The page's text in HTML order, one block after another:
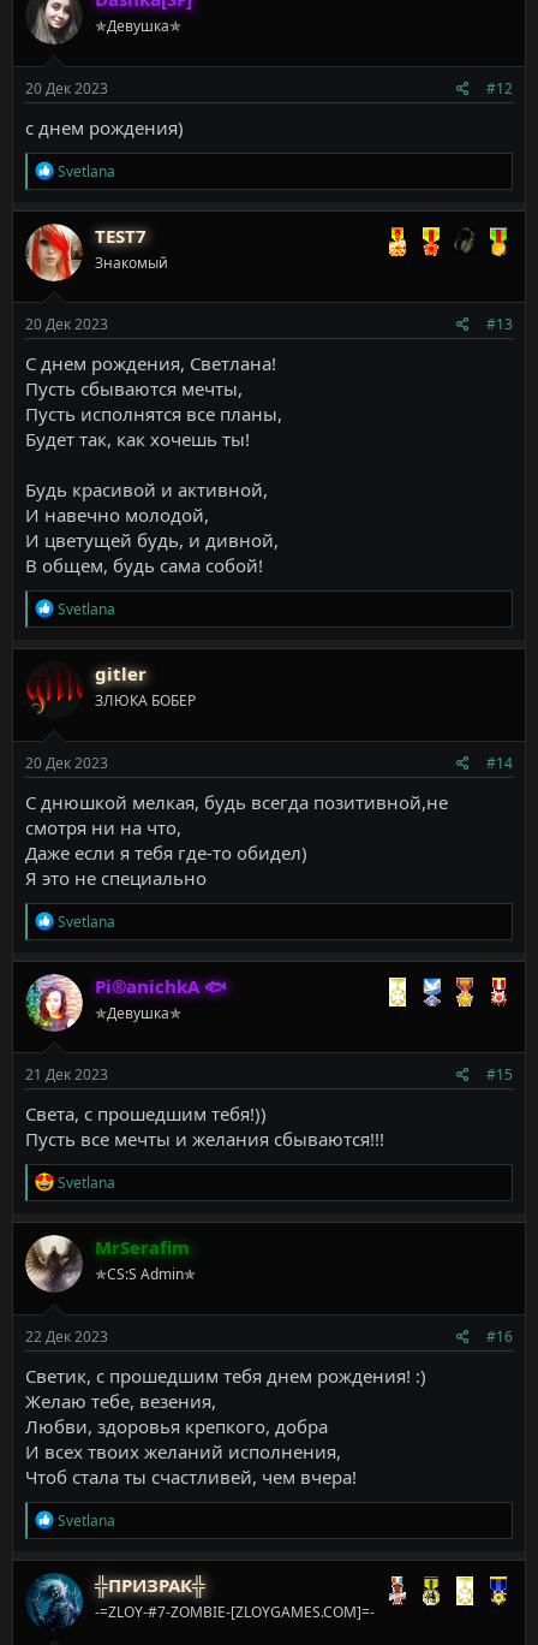
ц
и
и
✯Девушка✯
20 Дек 2023 #12
с днем рождения)
Р
е
а
к
ц
и
и
Svetlana
TEST7
Знакомый
20 Дек 2023 #13
С днем рождения, Светлана!
Пусть сбываются мечты,
Пусть исполнятся все планы,
Будет так, как хочешь ты!
Будь красивой и активной,
И навечно молодой,
И цветущей будь, и дивной,
В общем, будь сама собой!
Р
е
а
к
ц
и
Svetlana
gitler
ЗЛЮКА БОБЕР
20 Дек 2023 #14
С днюшкой мелкая, будь всегда позитивной,не
смотря ни на что,
Даже если я тебя где-то обидел)
Я это не специально
Р
е
а
к
ц
и
и
Svetlana
Pi®anichkA 🐟
✯Девушка✯
21 Дек 2023 #15
Света, с прошедшим тебя!))
Пусть все мечты и желания сбываются!!!
Р
е
а
к
ц
и
и
Svetlana
MrSerafim
✯CS:S Admin✯
22 Дек 2023 #16
Светик, с прошедшим тебя днем рождения! :)
Желаю тебе, везения,
Любви, здоровья крепкого, добра
И всех твоих желаний исполнения,
Чтоб стала ты счастливей, чем вчера!
Р
е
а
к
ц
и
и
Svetlana
╬ПРИЗРАК╬
-=ZLOY-#7-ZOMBIE-[ZLOYGAMES.COM]=-